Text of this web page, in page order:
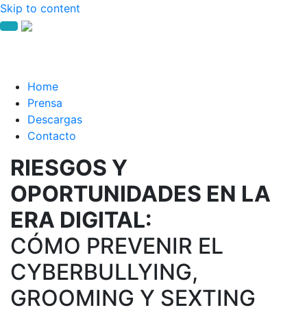
Skip to content
Home
Prensa
Descargas
Contacto
RIESGOS Y
OPORTUNIDADES EN LA
ERA DIGITAL:
CÓMO PREVENIR EL
CYBERBULLYING,
GROOMING Y SEXTING